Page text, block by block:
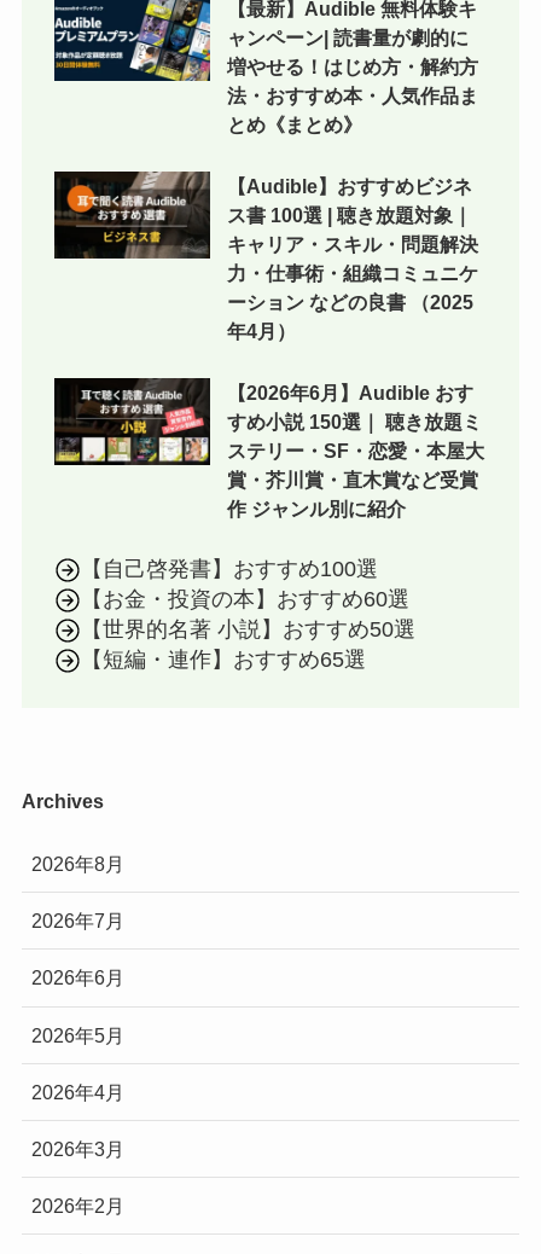
【最新】Audible 無料体験キ
ャンペーン| 読書量が劇的に
増やせる！はじめ方・解約方
法・おすすめ本・人気作品ま
とめ《まとめ》
【Audible】おすすめビジネ
ス書 100選 | 聴き放題対象｜
キャリア・スキル・問題解決
力・仕事術・組織コミュニケ
ーション などの良書 （2025
年4月）
【2026年6月】Audible おす
すめ小説 150選｜ 聴き放題ミ
ステリー・SF・恋愛・本屋大
賞・芥川賞・直木賞など受賞
作 ジャンル別に紹介
【自己啓発書】おすすめ100選
【お金・投資の本】おすすめ60選
【世界的名著 小説】おすすめ50選
【短編・連作】おすすめ65選
Archives
2026年8月
2026年7月
2026年6月
2026年5月
2026年4月
2026年3月
2026年2月